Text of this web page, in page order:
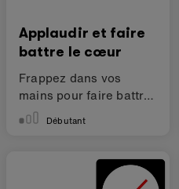
Applaudir et faire
battre le cœur
Frappez dans vos
mains pour faire battre
le cœur du micro:bit
Débutant